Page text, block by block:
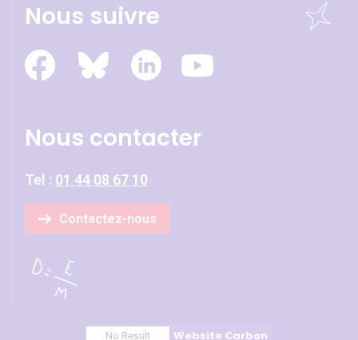
Nous suivre
Nous contacter
Tel : 01 44 08 67 10
Contactez-nous
No Result Website Carbon